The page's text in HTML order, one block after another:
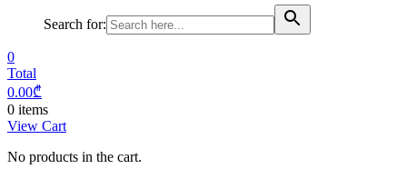
Search for:
0
Total
0.00₾
0 items
View Cart
No products in the cart.